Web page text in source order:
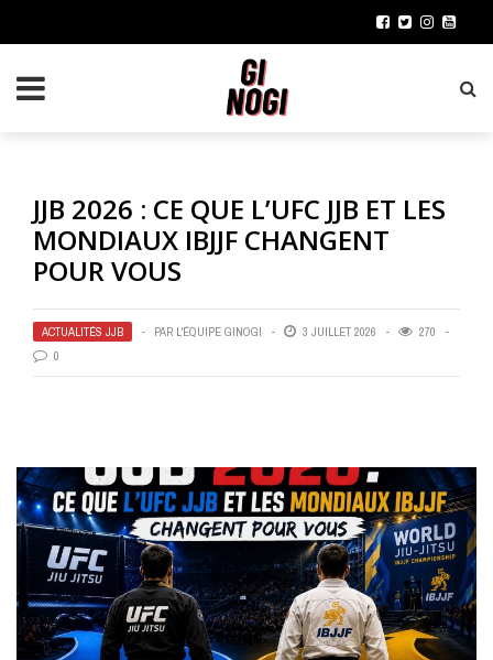
JJB 2026 : CE QUE L’UFC JJB ET LES
MONDIAUX IBJJF CHANGENT
POUR VOUS
ACTUALITÉS JJB PAR L'ÉQUIPE GINOGI 3 JUILLET 2026
270
0